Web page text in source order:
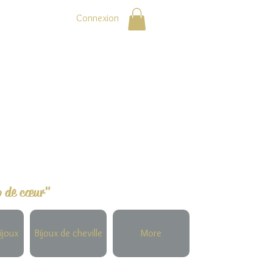
Connexion
de cœur"
Bijoux de cheville More